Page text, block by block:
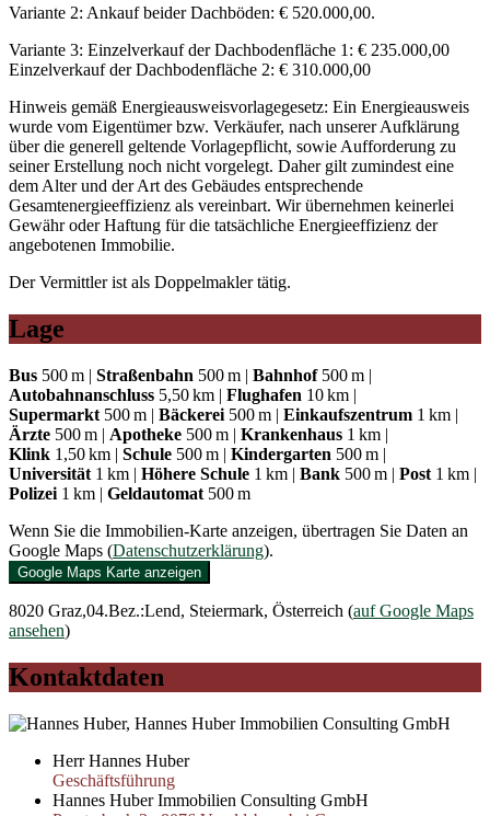
Variante 2: Ankauf beider Dachböden: € 520.000,00.
Variante 3: Einzelverkauf der Dachbodenfläche 1: € 235.000,00
Einzelverkauf der Dachbodenfläche 2: € 310.000,00
Hinweis gemäß Energieausweisvorlagegesetz: Ein Energieausweis
wurde vom Eigentümer bzw. Verkäufer, nach unserer Aufklärung
über die generell geltende Vorlagepflicht, sowie Aufforderung zu
seiner Erstellung noch nicht vorgelegt. Daher gilt zumindest eine
dem Alter und der Art des Gebäudes entsprechende
Gesamtenergieeffizienz als vereinbart. Wir übernehmen keinerlei
Gewähr oder Haftung für die tatsächliche Energieeffizienz der
angebotenen Immobilie.
Der Vermittler ist als Doppelmakler tätig.
Lage
Bus 500 m | Straßenbahn 500 m | Bahnhof500 m |
Autobahnanschluss 5,50 km | Flughafen 10 km |
Supermarkt 500 m | Bäckerei 500 m | Einkaufszentrum 1 km |
Ärzte 500 m | Apotheke 500 m | Krankenhaus 1 km |
Klink 1,50 km | Schule 500 m | Kindergarten 500 m |
Universität 1 km | Höhere Schule 1 km | Bank 500 m | Post 1 km |
Polizei 1 km | Geldautomat 500 m
Wenn Sie die Immobilien-Karte anzeigen, übertragen Sie Daten an
Google Maps (Datenschutzerklärung).
Google Maps Karte anzeigen
8020 Graz,04.Bez.:Lend, Steiermark, Österreich (auf Google Maps
ansehen)
Kontaktdaten
Herr Hannes Huber
Geschäftsführung
Hannes Huber Immobilien Consulting GmbH